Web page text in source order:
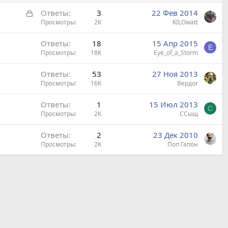
З
к
т
Ответы 3
Просмотры 2K
22 Фев 2014
KILOwatt
Ответы 18
Просмотры 18K
15 Апр 2015
Eye_of_a_Storm
E
Ответы 53
Просмотры 16K
27 Ноя 2013
Вердог
Ответы 1
Просмотры 2K
15 Июл 2013
ССыщ
С
Ответы 2
Просмотры 2K
23 Дек 2010
Поп Гапон